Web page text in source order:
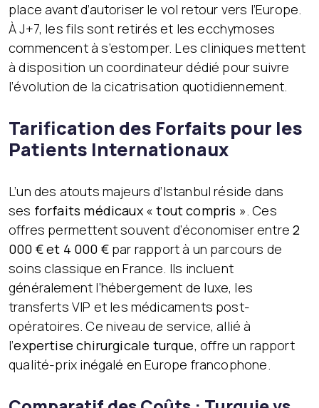
place avant d’autoriser le vol retour vers l’Europe.
À J+7, les fils sont retirés et les ecchymoses
commencent à s’estomper. Les cliniques mettent
à disposition un coordinateur dédié pour suivre
l’évolution de la cicatrisation quotidiennement.
Tarification des Forfaits pour les
Patients Internationaux
L’un des atouts majeurs d’Istanbul réside dans
ses forfaits médicaux « tout compris ». Ces
offres permettent souvent d’économiser entre2
000 € et 4 000 €par rapport à un parcours de
soins classique en France. Ils incluent
généralement l’hébergement de luxe, les
transferts VIP et les médicaments post-
opératoires. Ce niveau de service, allié à
l’expertise chirurgicale turque, offre un rapport
qualité-prix inégalé en Europe francophone.